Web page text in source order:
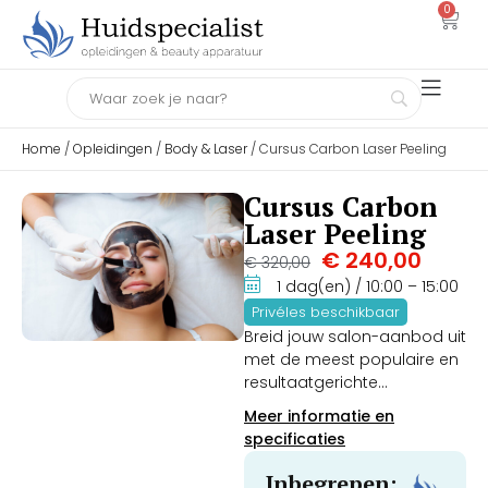
0
Home /Opleidingen / Body & Laser/ Cursus Carbon Laser Peeling
Cursus Carbon
Laser Peeling
€320,00 € 240,00
1 dag(en) / 10:00 – 15:00
Privéles beschikbaar
Breid jouw salon-aanbod uit
met de meest populaire en
resultaatgerichte
laserbehandeling van dit
moment. Tijdens deze
intensieve 1-daagse
blended vaktraining leer je
Meer informatie en
specificaties